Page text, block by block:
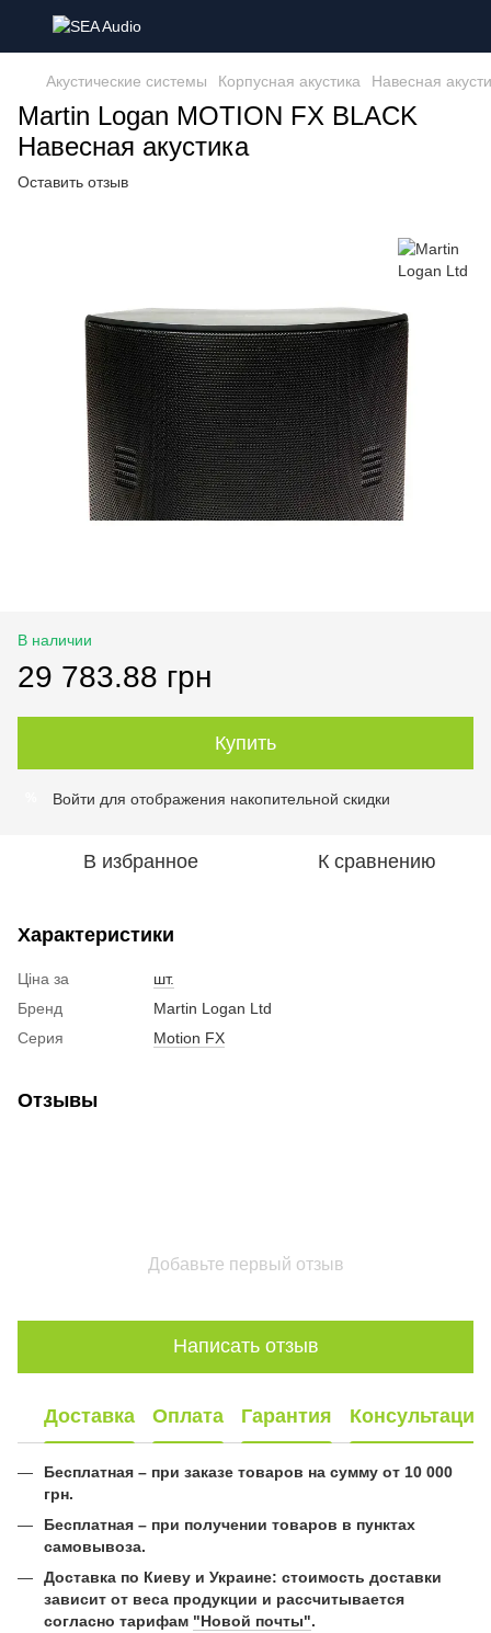
Акустические системы Корпусная акустика Навесная
Martin Logan MOTION FX BLACK
Навесная акустика
Оставить отзыв
В наличии
29 783.88 грн
Купить
Войти для отображения накопительной скидки
В избранное К сравнению
Характеристики
Ціна за
шт.
Бренд
Martin Logan Ltd
Серия
Motion FX
Отзывы
Добавьте первый отзыв
Написать отзыв
Доставка Оплата Гарантия Консультация
Бесплатная – при заказе товаров на сумму от 10 000
грн.
Бесплатная – при получении товаров в пунктах
самовывоза.
Доставка по Киеву и Украине: стоимость доставки
зависит от веса продукции и рассчитывается
согласно тарифам "Новой почты".